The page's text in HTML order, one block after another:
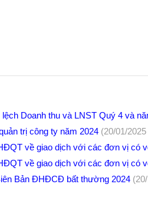
Doanh thu và LNST Quý 4 và
trị công ty năm 2024 (20/01/2025
về giao dịch với các đơn vị có
về giao dịch với các đơn vị có
Bản ĐHĐCĐ bất thường 2024